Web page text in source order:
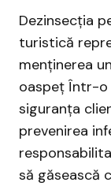
Dezinsecția
turistică
menținerea
oaspeț Într-o
siguranța
prevenirea
să găsească